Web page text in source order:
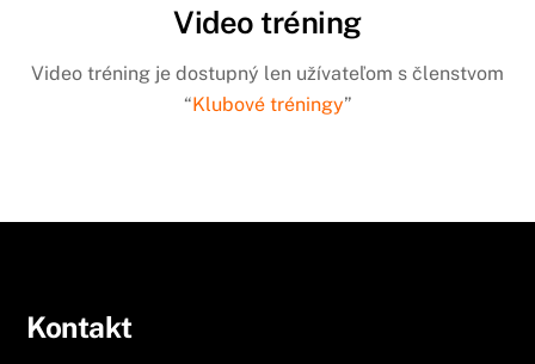
Video tréning
Video tréning je dostupný len užívateľom s členstvom
“Klubové tréningy”
Kontakt